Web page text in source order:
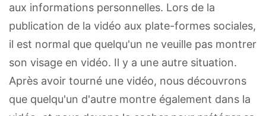
aux informations personnelles. Lors de la
publication de la vidéo aux plate-formes sociales,
il est normal que quelqu'un ne veuille pas montrer
son visage en vidéo. Il y a une autre situation.
Après avoir tourné une vidéo, nous découvrons
que quelqu'un d'autre montre également dans la